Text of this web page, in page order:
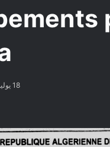
18 يوليو، 2023